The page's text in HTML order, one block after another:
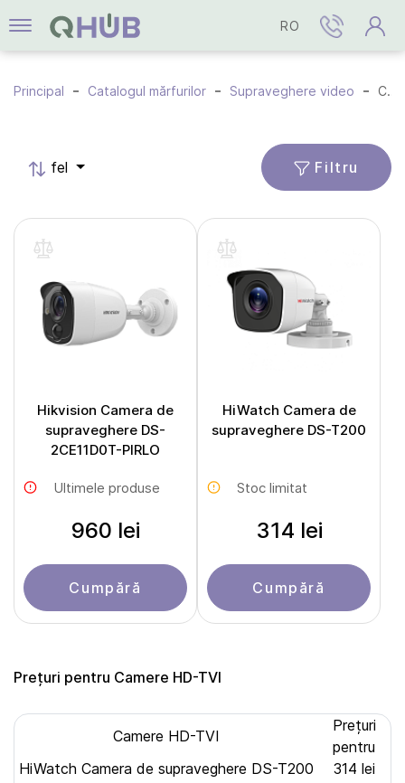
RO
Principal Catalogul mărfurilor Supraveghere video Camere HD-TVI
fel Filtru
Hikvision Camera de
supraveghere DS-
2CE11D0T-PIRLO
Ultimele produse
960 lei
Cumpără
HiWatch Camera de
supraveghere DS-T200
Stoc limitat
314 lei
Cumpără
Prețuri pentru Camere HD-TVI
Camere HD-TVI
Prețuri
pentru
HiWatch Camera de supraveghere DS-T200
314 lei